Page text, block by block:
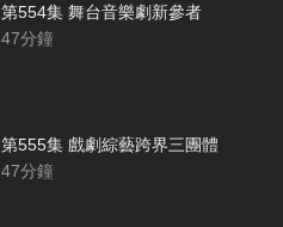
第554集 舞台音樂劇新參者
47分鐘
第555集 戲劇綜藝跨界三團體
47分鐘